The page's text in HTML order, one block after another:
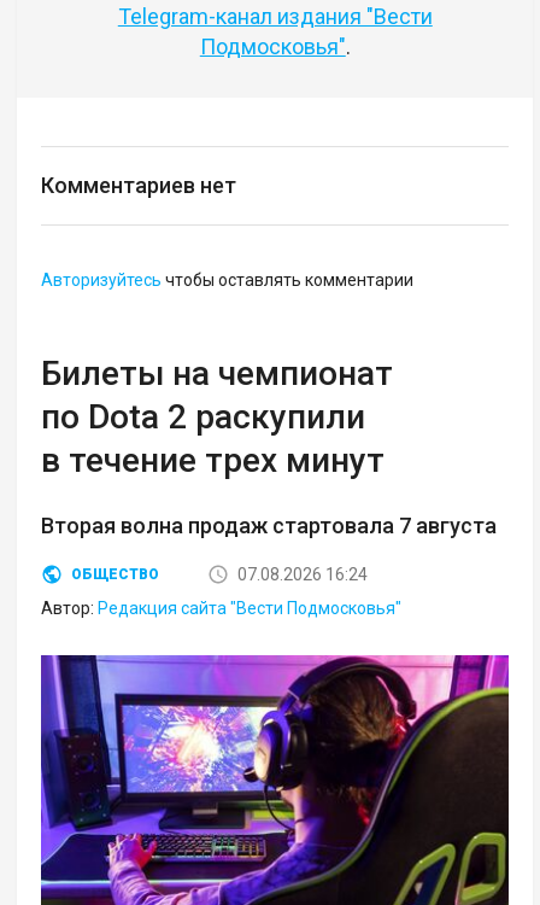
Telegram-канал издания "Вести
Подмосковья".
Комментариев нет
Авторизуйтесь чтобы оставлять комментарии
Билеты на чемпионат
по Dota 2 раскупили
в течение трех минут
Вторая волна продаж стартовала 7 августа
ОБЩЕСТВО
07.08.2026 16:24
Автор: Редакция сайта "Вести Подмосковья"